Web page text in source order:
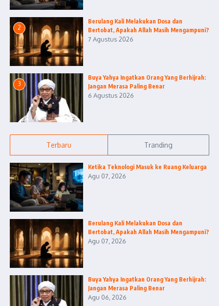
2
Berulang Kali Melakukan Dosa dan
Bertobat, Apakah Allah Masih Mengampuni?
7 Agustus 2026
3
Buya Yahya Ingatkan Orang Yang Berhijrah:
Jangan Merasa Paling Benar
6 Agustus 2026
Terbaru Tranding
Ketika Teknologi Masuk ke Ruang Keluarga
Agu 07, 2026
Berulang Kali Melakukan Dosa dan
Bertobat, Apakah Allah Masih Mengampuni?
Agu 07, 2026
Buya Yahya Ingatkan Orang Yang Berhijrah:
Jangan Merasa Paling Benar
Agu 06, 2026